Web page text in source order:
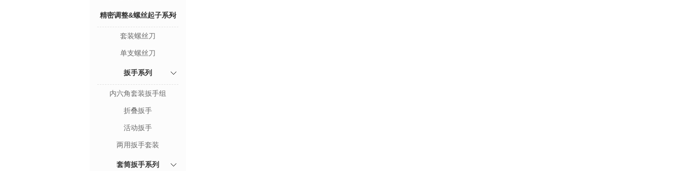
精密调整&螺丝起子系列
套装螺丝刀
单支螺丝刀
扳手系列
内六角套装扳手组
折叠扳手
活动扳手
两用扳手套装
套筒扳手系列